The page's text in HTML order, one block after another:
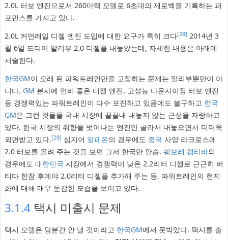
2.0L 터보 엔진으로서 260마력 모델로 6초대의 제로백을 기록하는 퍼
포먼스를 가지고 있다.
2.0L 커먼레일 디젤 엔진 도입에 대한 요구가 특히 크다[28] 2014년 3
월 6일 드디어 말리부 2.0 디젤을 내놓았는데, 자세한 내용은 아래에
서술한다.
한국GM이 오래 된 파워트레인만을 고집하는 문제는 말리부뿐만이 아
니다. GM 본사에 연비 좋은 디젤 엔진, 고성능 다운사이징 터보 엔진
등 경쟁력있는 파워트레인이 다수 포진하고 있음에도 불구하고 한국
GM은 그런 것들을 국내 시장에 끝끝내 내놓지 않는 근성을 자랑하고
있다. 한국 시장의 취향을 벗어나는 엔진만 골라서 내놓으면서 더더욱
외면받고 있다.[29] 심지어 알페온의 경우에도 중국 사양 라크로스에
2.0 터보를 올려 주는 것을 보면 그저 한국만 안습. 쉐보레 캡티바의
경우에도 대한민국 시장에서 경쟁력이 낮은 2.2리터 디젤로 근근히 버
티다 한참 후에야 2.0리터 디젤을 추가해 주는 등, 파워트레인의 현지
화에 대해 매우 둔감한 모습을 보이고 있다.
3.1.4택시 미출시 문제
택시 모델은 당분간 안 낼 것이라고 한국GM에서 못박았다. 택시를 출